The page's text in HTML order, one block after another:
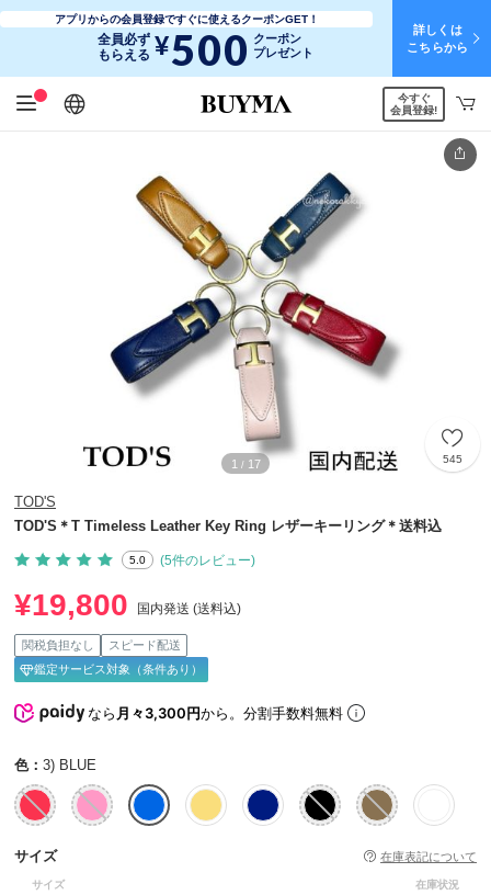
アプリからの会員登録ですぐに使えるクーポンGET！
全員必ず
もらえる ¥500 クーポン
プレゼント
詳しくは
こちらから
日本語
English
简体中文
繁體中文
今すぐ
会員登録!
1 / 17 545
TOD'S
TOD'S＊T Timeless Leather Key Ring レザーキーリング＊送料込
5.0 (5件のレビュー)
¥19,800 国内発送 (送料込)
関税負担なし
スピード配送
鑑定サービス対象（条件あり）
なら 月々3,300円から。分割手数料無料
色： 3) BLUE
サイズ 在庫表記について
サイズ 在庫状況